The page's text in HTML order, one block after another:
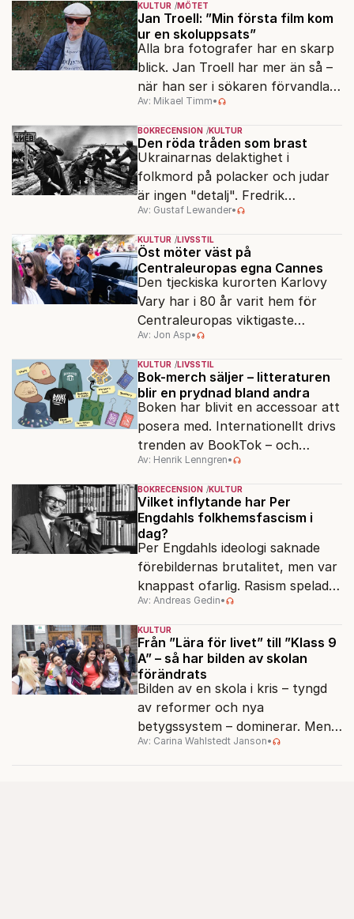
KULTUR MÖTET
Jan Troell: ”Min första film kom
ur en skoluppsats”
Alla bra fotografer har en skarp
blick. Jan Troell har mer än så –
när han ser i sökaren förvandlas
vardagen till underverk. Fyllda 95
gör han en ny film.
Av: Mikael Timm•
BOKRECENSION KULTUR
Den röda tråden som brast
Ukrainarnas delaktighet i
folkmord på polacker och judar
är ingen "detalj". Fredrik
Segerfeldts iver att skildra den
ryska imperialismen leder till en
förenklad bild av historien.
Av: Gustaf Lewander•
KULTUR LIVSSTIL
Öst möter väst på
Centraleuropas egna Cannes
Den tjeckiska kurorten Karlovy
Vary har i 80 år varit hem för
Centraleuropas viktigaste
filmfestival – en plats där
Hollywoodglans möter
egensinnighet.
Av: Jon Asp•
KULTUR LIVSSTIL
Bok-merch säljer – litteraturen
blir en prydnad bland andra
Boken har blivit en accessoar att
posera med. Internationellt drivs
trenden av BookTok – och
förlagen följer efter.
Av: Henrik Lenngren•
BOKRECENSION KULTUR
Vilket inflytande har Per
Engdahls folkhemsfascism i
dag?
Per Engdahls ideologi saknade
förebildernas brutalitet, men var
knappast ofarlig. Rasism spelades
ned i förmån för "kultur". Känns
det igen?
Av: Andreas Gedin•
KULTUR
Från ”Lära för livet” till ”Klass 9
A” – så har bilden av skolan
förändrats
Bilden av en skola i kris – tyngd
av reformer och nya
betygssystem – dominerar. Men
vem äger berättelsen om skolan?
Av: Carina Wahlstedt Janson•